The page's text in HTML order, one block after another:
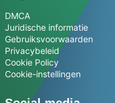
DMCA
Juridische informatie
Gebruiksvoorwaarden
Privacybeleid
Cookie Policy
Cookie-instellingen